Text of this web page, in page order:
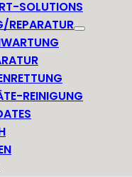
SOLUTIONS
REPARATUR
REINIGUNG